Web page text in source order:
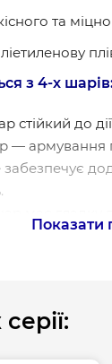
та
з 4-х
стійкий до
— армування
8 bar
Показати